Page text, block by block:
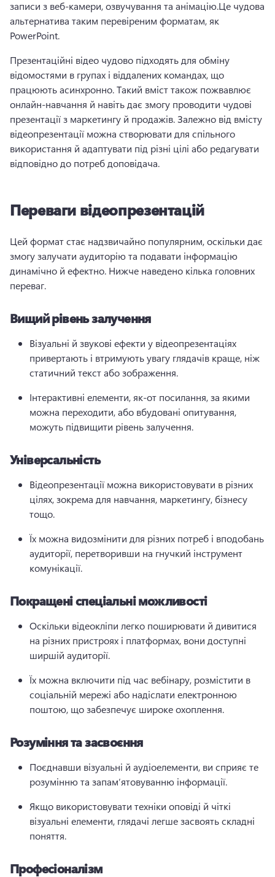
записи з веб-камери, озвучування та анімацію.Це чудова
альтернатива таким перевіреним форматам, як
PowerPoint.
Презентаційні відео чудово підходять для обміну
відомостями в групах і віддалених командах, що
працюють асинхронно. Такий вміст також пожвавлює
онлайн-навчання й навіть дає змогу проводити чудові
презентації з маркетингу й продажів. Залежно від вмісту
відеопрезентації можна створювати для спільного
використання й адаптувати під різні цілі або редагувати
відповідно до потреб доповідача.
Переваги відеопрезентацій
Цей формат стає надзвичайно популярним, оскільки дає
змогу залучати аудиторію та подавати інформацію
динамічно й ефектно. Нижче наведено кілька головних
переваг.
Вищий рівень залучення
Візуальні й звукові ефекти у відеопрезентаціях
привертають і втримують увагу глядачів краще, ніж
статичний текст або зображення.
Інтерактивні елементи, як-от посилання, за якими
можна переходити, або вбудовані опитування,
можуть підвищити рівень залучення.
Універсальність
Відеопрезентації можна використовувати в різних
цілях, зокрема для навчання, маркетингу, бізнесу
тощо.
Їх можна видозмінити для різних потреб і вподобань
аудиторії, перетворивши на гнучкий інструмент
комунікації.
Покращені спеціальні можливості
Оскільки відеокліпи легко поширювати й дивитися
на різних пристроях і платформах, вони доступні
ширшій аудиторії.
Їх можна включити під час вебінару, розмістити в
соціальній мережі або надіслати електронною
поштою, що забезпечує широке охоплення.
Розуміння та засвоєння
Поєднавши візуальні й аудіоелементи, ви сприяє те
розумінню та запам’ятовуванню інформації.
Якщо використовувати техніки оповіді й чіткі
візуальні елементи, глядачі легше засвоять складні
поняття.
Професіоналізм